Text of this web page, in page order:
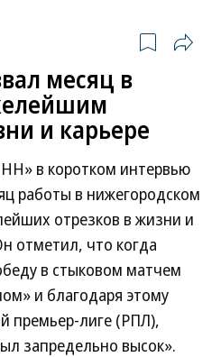
месяц в
и карьере
в коротком интервью
работы в нижегородском
отрезков в жизни и
отметил, что когда
в стыковом матчем
и благодаря этому
премьер-лиге (РПЛ),
запредельно высок».